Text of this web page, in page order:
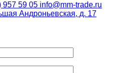
957 59 05 info@mm-trade.ru
Андроньевская, д. 17